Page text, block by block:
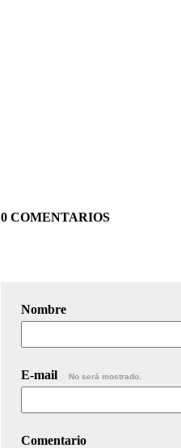
0 COMENTARIOS
Nombre
E-mail No será mostrado.
Comentario